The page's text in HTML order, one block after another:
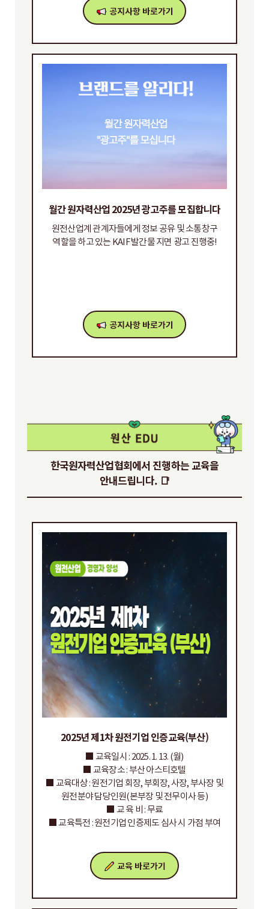
월간 원자력산업 2025년 광고주를 모집합니다
원전산업계 관계자들에게 정보 공유 및 소통창구
역할을 하고 있는 KAIF 발간물 지면 광고 진행중!
한국원자력산업협회에서 진행하는 교육을
안내드립니다. 📑
2025년 제1차 원전기업 인증교육(부산)
■ 교육일시 : 2025. 1. 13. (월)
■ 교육장소 : 부산 아스티호텔
■ 교육대상 : 원전기업 회장, 부회장, 사장, 부사장 및
원전분야 담당인원(본부장 및 전무이사 등)
■ 교 육 비 : 무료
■ 교육특전 : 원전기업 인증제도 심사 시 가점 부여